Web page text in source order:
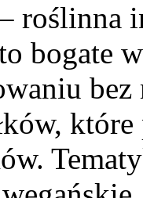
roślinna
bogate
bez